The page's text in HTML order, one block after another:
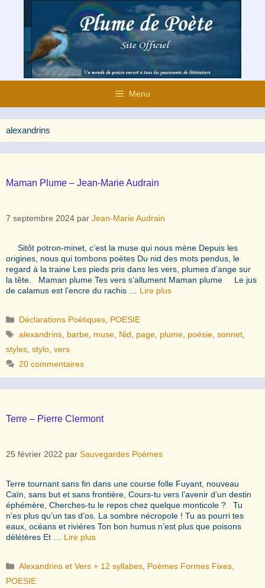
contenu
Menu
alexandrins
Maman Plume – Jean-Marie Audrain
7 septembre 2024 par Jean-Marie Audrain
Sitôt potron-minet, c’est la muse qui nous mène Depuis les
origines, nous qui tombons poètes Du nid des mots pendus, le
regard à la traine Les pieds pris dans les vers, plumes d’ange sur
la tête. Maman plume Tes vers s’allument Maman plume Le jus
de calamus est l’encre du rachis … Lire plus
Catégories
Déclarations Poétiques POESIE
Étiquettes
alexandrins barbe muse Nid page plume poésie ,sonnet
styles stylo vers
20 commentaires
Terre – Pierre Clermont
25 février 2022 par Sauvegardes Poèmes
Terre tournant sans fin dans une course folle Fuyant, nouveau
Caïn, sans but et sans frontière, Cours-tu vers l’avenir d’un destin
éphémère, Cherches-tu le repos chez quelque monticole ? Tu
n’es plus qu’un tas d’os. La sombre nécropole ! Tu as pourri tes
eaux, océans et rivières Ton bon humus n’est plus que poisons
délétères Et … Lire plus
Catégories
Alexandrins et Vers + 12 syllabes Poèmes Formes Fixes
POESIE